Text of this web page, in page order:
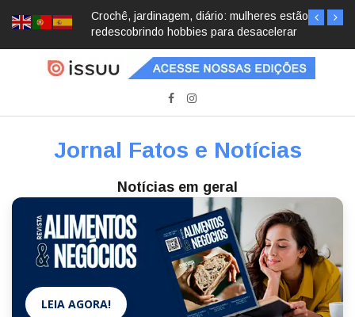
Crochê, jardinagem, diário: mulheres estão
redescobrindo hobbies para desacelerar
Jornal Fatos e Notícias
Notícias em geral
LEIA AGORA!